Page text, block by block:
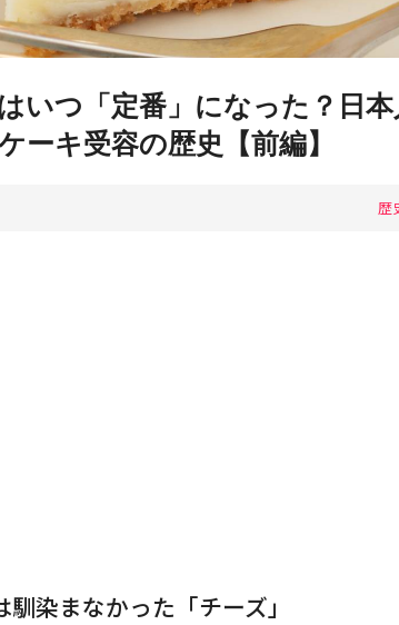
いつ「定番」になった？日
ーキ受容の歴史【前編】
歴
染まなかった「チーズ」